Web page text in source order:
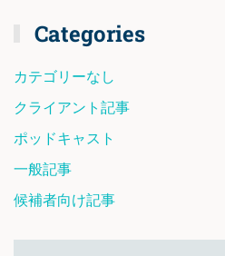
Categories
カテゴリーなし
クライアント記事
ポッドキャスト
一般記事
候補者向け記事